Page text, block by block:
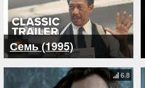
Семь (1995)
6.8